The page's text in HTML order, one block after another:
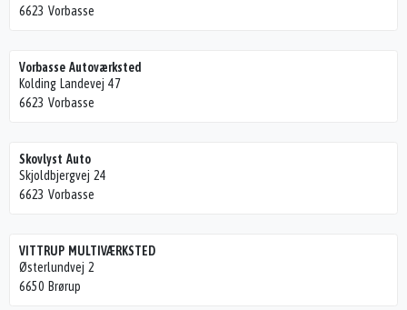
6623 Vorbasse
Vorbasse Autoværksted
Kolding Landevej 47
6623 Vorbasse
Skovlyst Auto
Skjoldbjergvej 24
6623 Vorbasse
VITTRUP MULTIVÆRKSTED
Østerlundvej 2
6650 Brørup